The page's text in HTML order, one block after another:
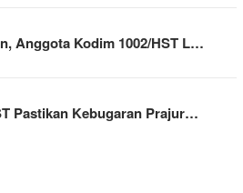
Anggota Kodim 1002/HST L…
Pastikan Kebugaran Prajur…